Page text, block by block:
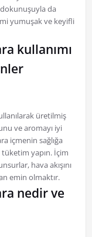
da
yumuşak ve keyifli
kullanımı
üretilmiş
ve aromayı iyi
içmenin sağlığa
yapın. İçim
hava akışını
emin olmaktır.
nedir ve